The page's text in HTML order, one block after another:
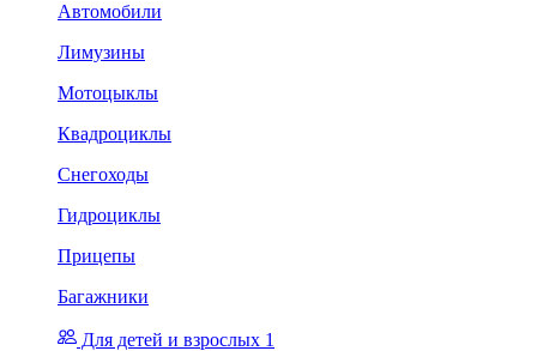
Автомобили
Лимузины
Мотоцыклы
Квадроциклы
Снегоходы
Гидроциклы
Прицепы
Багажники
Для детей и взрослых 1